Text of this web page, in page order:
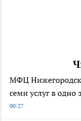
МФЦ
семи услуг в одно
00:27